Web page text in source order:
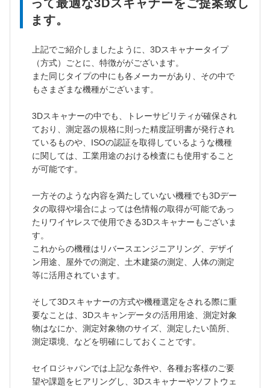
って最適な3Dスキャナーをご提案致し
ます。
上記でご紹介しましたように、3Dスキャナータイプ
（方式）ごとに、特徴ががございます。
また同じタイプの中にも各メーカーがあり、その中で
もさまざまな機種がございます。
3Dスキャナーの中でも、トレーサビリティが確保され
ており、測定器の規格に則った精度証明書が発行され
ているものや、ISOの認証を取得しているような機種
に関しては、工業用途のおける検査にも使用すること
が可能です。
一方そのような内容を満たしていない機種でも3Dデー
タの取得や場合によっては色情報の取得が可能であっ
たりワイヤレスで使用できる3Dスキャナーもございま
す。
これからの機種はリバースエンジニアリング、デザイ
ン用途、屋外での測定、土木建築の測定、人体の測定
等に活用されています。
そして3Dスキャナーの方式や機種選定をされる際に重
要なことは、3Dスキャンデータの活用用途、測定対象
物はなにか、測定対象物のサイズ、測定したい箇所、
測定環境、などを明確にしておくことです。
セイロジャパンでは上記な条件や、各種お客様のご要
望や課題をヒアリングし、3Dスキャナーやソフトウェ